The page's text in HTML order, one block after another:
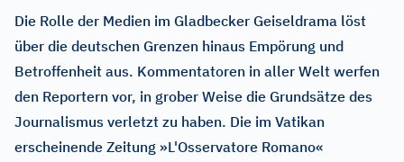
Die Rolle der Medien im Gladbecker Geiseldrama löst
über die deutschen Grenzen hinaus Empörung und
Betroffenheit aus. Kommentatoren in aller Welt werfen
den Reportern vor, in grober Weise die Grundsätze des
Journalismus verletzt zu haben. Die im Vatikan
erscheinende Zeitung »L'Osservatore Romano«